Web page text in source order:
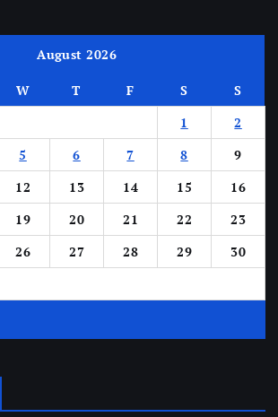
August 2026
W T F S
S
1
2
5 6 7 8
9
12 13 14 15
16
19 20 21 22
23
26 27 28 29
30